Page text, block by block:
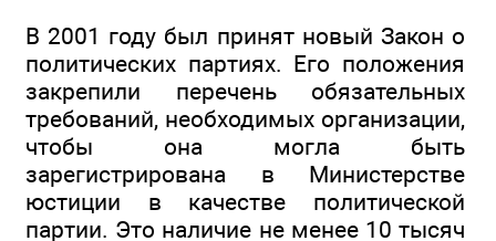
В 2001 году был принят новый Закон о
политических партиях. Его положения
закрепили перечень обязательных
требований, необходимых организации,
чтобы она могла быть
зарегистрирована в Министерстве
юстиции в качестве политической
партии. Это наличие не менее 10 тысяч